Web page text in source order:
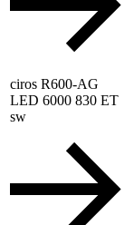
ciros R600-AG
LED 6000 830 ET
sw